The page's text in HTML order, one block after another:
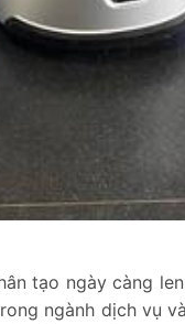
tạo ngày càng
ngành dịch vụ